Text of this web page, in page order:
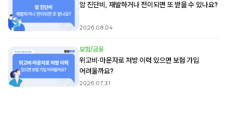
암 진단비, 재발하거나 전이되면 또 받을 수 있나요?
2026.08.04
보험/금융
위고비·마운자로 처방 이력 있으면 보험 가입
어려울까요?
2026.07.31